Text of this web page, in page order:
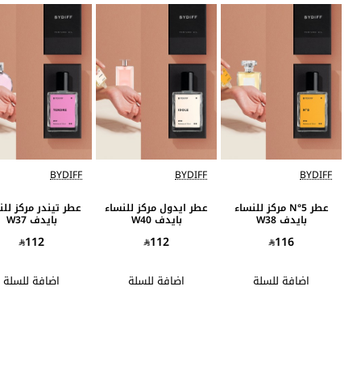
BYDIFF
عطر N°5 مركز للنساء
بايدف W38
116
اضافة للسلة
BYDIFF
عطر ايدول مركز للنساء
بايدف W40
112
اضافة للسلة
BYDIFF
عطر تيندر مركز
بايدف W37
112
اضافة للسلة